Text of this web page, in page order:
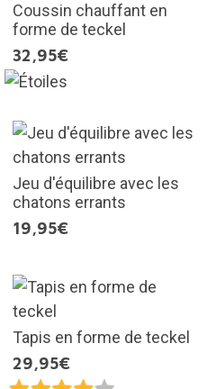
Coussin chauffant en
forme de teckel
32,95€
Jeu d'équilibre avec les
chatons errants
19,95€
Tapis en forme de teckel
29,95€